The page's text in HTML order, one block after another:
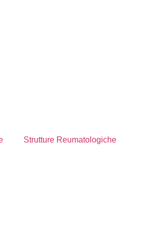
Strutture Reumatologiche